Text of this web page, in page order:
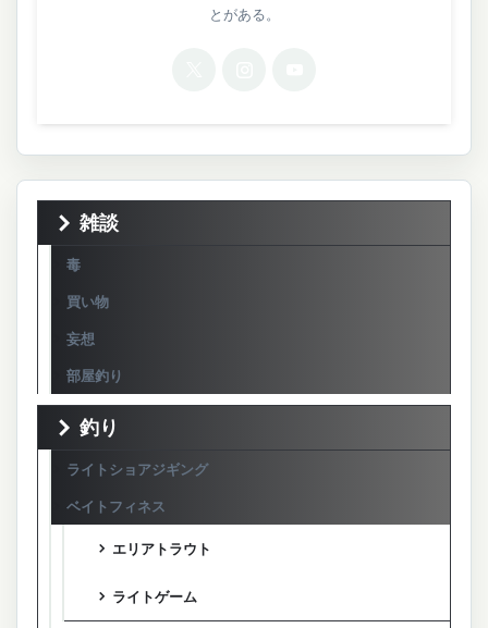
とがある。
雑談
毒
買い物
妄想
部屋釣り
釣り
ライトショアジギング
ベイトフィネス
エリアトラウト
ライトゲーム